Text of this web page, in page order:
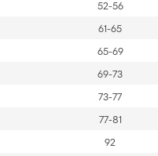
52-56
61-65
65-69
69-73
73-77
77-81
92